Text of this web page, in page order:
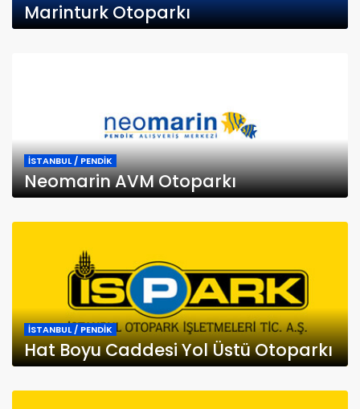
Marinturk Otoparkı
İSTANBUL / PENDİK
Neomarin AVM Otoparkı
İSTANBUL / PENDİK
Hat Boyu Caddesi Yol Üstü Otoparkı